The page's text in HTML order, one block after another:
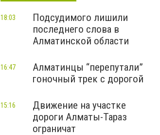
Подсудимого лишили
последнего слова в
Алматинской области
18:03
Алматинцы “перепутали”
гоночный трек с дорогой
16:47
Движение на участке
дороги Алматы-Тараз
ограничат
15:16